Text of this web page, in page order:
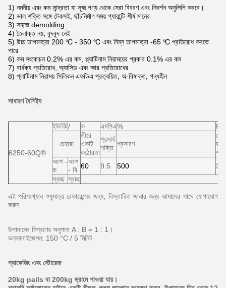
1) নমনীয় এবং কম সান্দ্রতা যা সূক্ষ্ম পণ্য থেকে সেরা বিবরণ এবং নিদর্শন অনুলিপি করবে।
2) ভাল শক্তি সঙ্গে টেকসই, ছাঁচনির্মাণ সময় গ্যারান্টি শীর্ষ মানের
3) সহজে demolding
4) তৈলাক্ত নয়, বুদবুদ নেই
5) উচ্চ তাপমাত্রা 200 ℃ - 350 ℃ এবং নিম্ন তাপমাত্রা -65 ℃ প্রতিরোধ করতে
পারে
6) কম সংকোচন 0.2% এর কম, প্ল্যাটিনাম নিরাময়ের প্রকার 0.1% এর কম
7) বার্ধক্য প্রতিরোধ, অ্যাসিড এবং ক্ষার প্রতিরোধের
8) প্লাটিনাম নিরাময় সিলিকন এফডিএ প্রত্যয়িত, অ-বিষাক্ত, গন্ধহীন
সাধারণ বৈশিষ্ট্য
6250-60Q®
ইউনিট/ ক এমপিএ%
চেহারা
তীরে
একটি
কঠোরতা
প্রসার্য
শক্তি প্রসারণ
অংশ -
ক
অংশ
- বি 60 9.5 500
30
স্বচ্ছ স্বচ্ছ
এই পরিসংখ্যান শুধুমাত্র রেফারেন্সের জন্য, বিস্তারিত জানার জন্য আমাদের সাথে যোগাযোগ
করুন.
উপাদানের মিশ্রণের অনুপাত A : B = 1 : 1।
ভলকানাইজেশন: 150 °C / 5 মিনিট
প্যাকেজিং এবং স্টোরেজ
20kg pails বা 200kg ড্রামে পাওয়া যায়।